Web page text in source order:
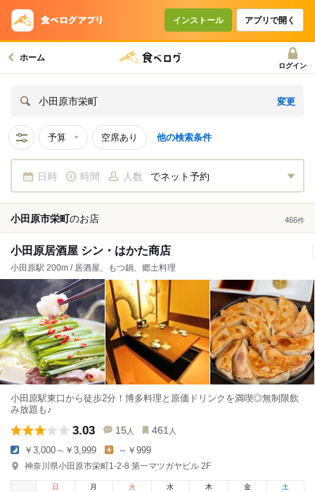
インストール アプリで開く
ホーム
ログイン
小田原市栄町 変更
予算 空席あり 他の検索条件
日時 時間 人数 でネット予約
小田原市栄町のお店 466件
小田原居酒屋 シン・はかた商店
小田原駅 200m / 居酒屋、もつ鍋、郷土料理
小田原駅東口から徒歩2分！博多料理と原価ドリンクを満喫◎無制限飲
み放題も♪
3.03 15 人 461 人
￥3,000～￥3,999 ～￥999
神奈川県小田原市栄町1-2-8 第一マツガヤビル 2F
日
月 火 水 木 金 土